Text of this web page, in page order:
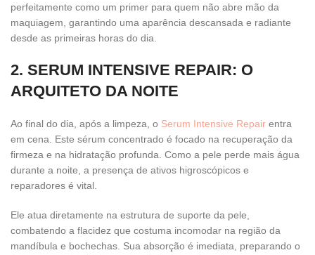
perfeitamente como um primer para quem não abre mão da
maquiagem, garantindo uma aparência descansada e radiante
desde as primeiras horas do dia.
2. SERUM INTENSIVE REPAIR: O
ARQUITETO DA NOITE
Ao final do dia, após a limpeza, o Serum Intensive Repair entra
em cena. Este sérum concentrado é focado na recuperação da
firmeza e na hidratação profunda. Como a pele perde mais água
durante a noite, a presença de ativos higroscópicos e
reparadores é vital.
Ele atua diretamente na estrutura de suporte da pele,
combatendo a flacidez que costuma incomodar na região da
mandíbula e bochechas. Sua absorção é imediata, preparando o